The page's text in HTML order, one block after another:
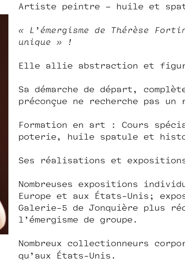
Artiste peintre – huile et
« L’émergisme de Thérèse
unique » !
Elle allie abstraction et
Sa démarche de départ,
préconçue ne recherche pas
Formation en art : Cours
poterie, huile spatule et
Ses réalisations et
Nombreuses expositions
Europe et aux États-Unis;
Galerie-5 de Jonquière plus
l’émergisme de groupe.
Nombreux collectionneurs
qu’aux États-Unis.